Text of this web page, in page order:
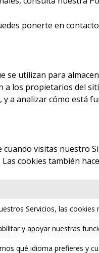
ponerte en
se utilizan para
a los propietarios del
a analizar cómo está
visitas nuestro
cookies también
Servicios, las
y apoyar nuestras
qué idioma prefieres y